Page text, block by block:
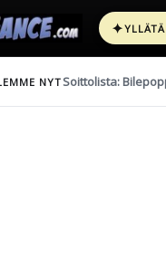
✦
NYTSoittolista: